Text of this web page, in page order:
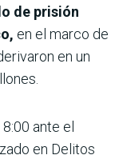
de prisión
en el marco de
en un
ante el
en Delitos